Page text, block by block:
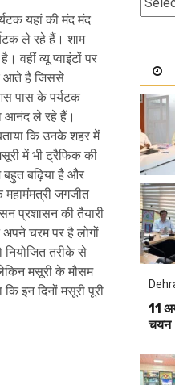
यहां की मंद मंद
ले रहे हैं। शाम
वहीं व्यू प्वाइंटों पर
आते है जिससे
पास के पर्यटक
आनंद ले रहे हैं।
कि उनके शहर में
में भी ट्रैफिक की
बहुत बढ़िया है और
महामंमत्री जगजीत
प्रशासन की तैयारी
चरम पर है लोगों
नियोजित तरीके से
मसूरी के मौसम
इन दिनों मसूरी पूरी
11
चयन